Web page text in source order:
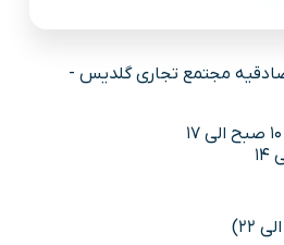
مجتمع تجاری گلدیس -